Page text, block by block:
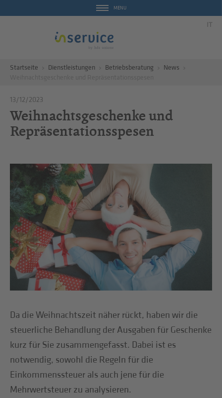
MENU
IT
Startseite Dienstleistungen Betriebsberatung
News
13/12/2023
Weihnachtsgeschenke und
Repräsentationsspesen
Da die Weihnachtszeit näher rückt, haben wir die
steuerliche Behandlung der Ausgaben für Geschenke
kurz für Sie zusammengefasst. Dabei ist es
notwendig, sowohl die Regeln für die
Einkommenssteuer als auch jene für die
Mehrwertsteuer zu analysieren.